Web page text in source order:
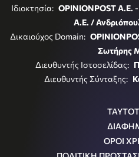
Ιδιοκτησία: OPINIONPOST A.E.
Α.Ε. /
Δικαιούχος Domain:
Σωτήρης
Διευθυντής Ιστοσελίδας:
Διευθυντής Σύνταξης:
ΟΡΟΙ